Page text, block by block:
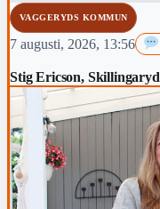
VAGGERYDS KOMMUN
7 augusti, 2026, 13:56
Stig Ericson, Skillingaryd